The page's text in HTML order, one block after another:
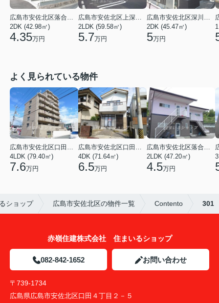
広島市安佐北区落合南９丁目
2DK (42.98㎡)
4.35万円
広島市安佐北区上深川町
2LDK (59.58㎡)
5.7万円
広島市安佐北区深川５丁目
2DK (45.47㎡)
5万円
よく見られている物件
広島市安佐北区口田３丁目
4LDK (79.40㎡)
7.6万円
広島市安佐北区口田５丁目
4DK (71.64㎡)
6.5万円
広島市安佐北区落合南９丁目
2LDK (47.20㎡)
4.5万円
ショップ 広島市安佐北区の物件一覧 Contento 301
赤嶺住建株式会社 住まいるショップ
082-842-1652 お問い合わせ
〒739-1734
広島県広島市安佐北区口田４丁目２－５